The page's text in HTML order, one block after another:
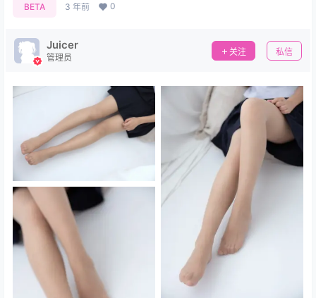
BETA 3 年前 0
Juicer
管理员
关注 私信